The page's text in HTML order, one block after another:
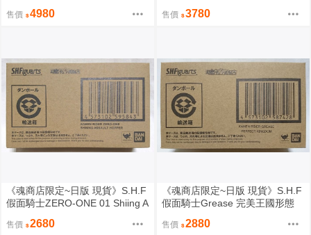
UEEN 吉因（全新未拆封）
售價 4980 售價 3780
《魂商店限定~日版 現貨》S.H.F
假面騎士ZERO-ONE 01 Shiing A
SHF（全新未拆封）
售價 2680
《魂商店限定~日版 現貨》S.H.F
假面騎士Grease 完美王國形態
售價 2880